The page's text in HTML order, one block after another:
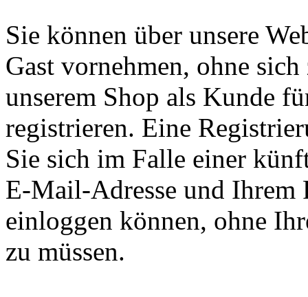
Sie können über unsere
Gast vornehmen, ohne
unserem Shop als Kunde
registrieren. Eine
Sie sich im Falle einer
E-Mail-Adresse und Ihrem
einloggen können, ohne
zu müssen.